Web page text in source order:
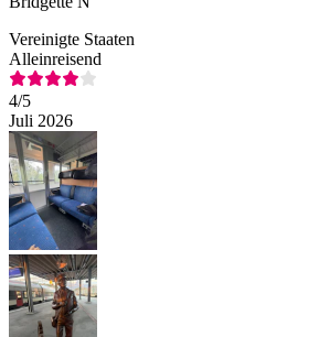
Vereinigte Staaten
Alleinreisend
4/5
Juli 2026